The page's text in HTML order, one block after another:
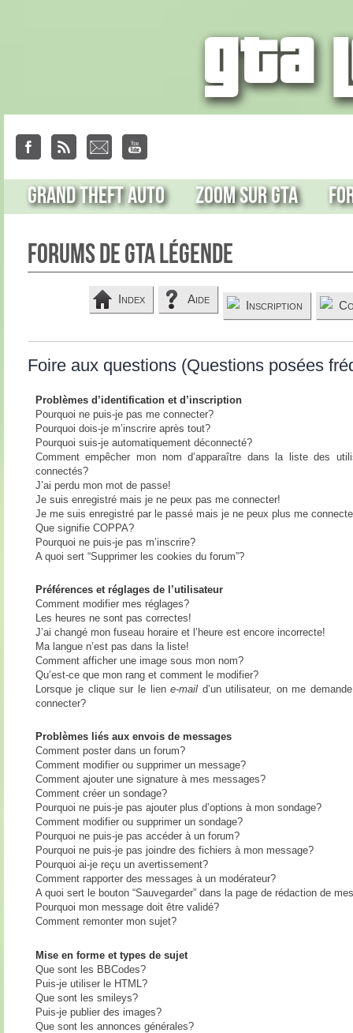
Grand Theft Auto Zoom sur GTA
Forums de GTA Légende
Index Aide Inscription
Foire aux questions (Questions posées
Problèmes d’identification et d’inscription
Pourquoi ne puis-je pas me connecter?
Pourquoi dois-je m’inscrire après tout?
Pourquoi suis-je automatiquement déconnecté?
Comment empêcher mon nom d’apparaître dans la liste des
connectés?
J’ai perdu mon mot de passe!
Je suis enregistré mais je ne peux pas me connecter!
Je me suis enregistré par le passé mais je ne peux plus me
Que signifie COPPA?
Pourquoi ne puis-je pas m’inscrire?
A quoi sert “Supprimer les cookies du forum”?
Préférences et réglages de l’utilisateur
Comment modifier mes réglages?
Les heures ne sont pas correctes!
J’ai changé mon fuseau horaire et l’heure est encore incorrecte!
Ma langue n’est pas dans la liste!
Comment afficher une image sous mon nom?
Qu’est-ce que mon rang et comment le modifier?
Lorsque je clique sur le liene-mail d’un utilisateur, on me
connecter?
Problèmes liés aux envois de messages
Comment poster dans un forum?
Comment modifier ou supprimer un message?
Comment ajouter une signature à mes messages?
Comment créer un sondage?
Pourquoi ne puis-je pas ajouter plus d’options à mon sondage?
Comment modifier ou supprimer un sondage?
Pourquoi ne puis-je pas accéder à un forum?
Pourquoi ne puis-je pas joindre des fichiers à mon message?
Pourquoi ai-je reçu un avertissement?
Comment rapporter des messages à un modérateur?
A quoi sert le bouton “Sauvegarder” dans la page de rédaction de
Pourquoi mon message doit être validé?
Comment remonter mon sujet?
Mise en forme et types de sujet
Que sont les BBCodes?
Puis-je utiliser le HTML?
Que sont les smileys?
Puis-je publier des images?
Que sont les annonces générales?